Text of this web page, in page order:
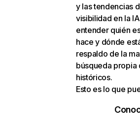
y las tendencias
visibilidad en la
entender quién
hace y dónde
respaldo de la
búsqueda propia
históricos.
Esto es lo que